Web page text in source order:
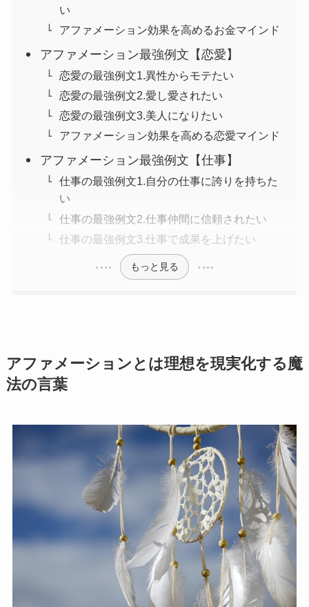
い
アファメーション効果を高めるお金マインド
アファメーション最強例文【恋愛】
恋愛の最強例文1.異性からモテたい
恋愛の最強例文2.愛し愛されたい
恋愛の最強例文3.美人になりたい
アファメーション効果を高める恋愛マインド
アファメーション最強例文【仕事】
仕事の最強例文1.自分の仕事に誇りを持ちた
い
仕事の最強例文2.仕事仲間に信頼されたい
仕事の最強例文3.仕事で成果を上げたい
もっと見る
アファメーションとは理想を現実化する魔
法の言葉